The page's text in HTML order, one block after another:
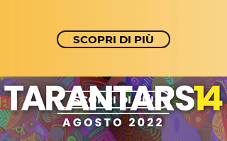
SCOPRI DI PIÙ
SCOPRI DI PIÙ